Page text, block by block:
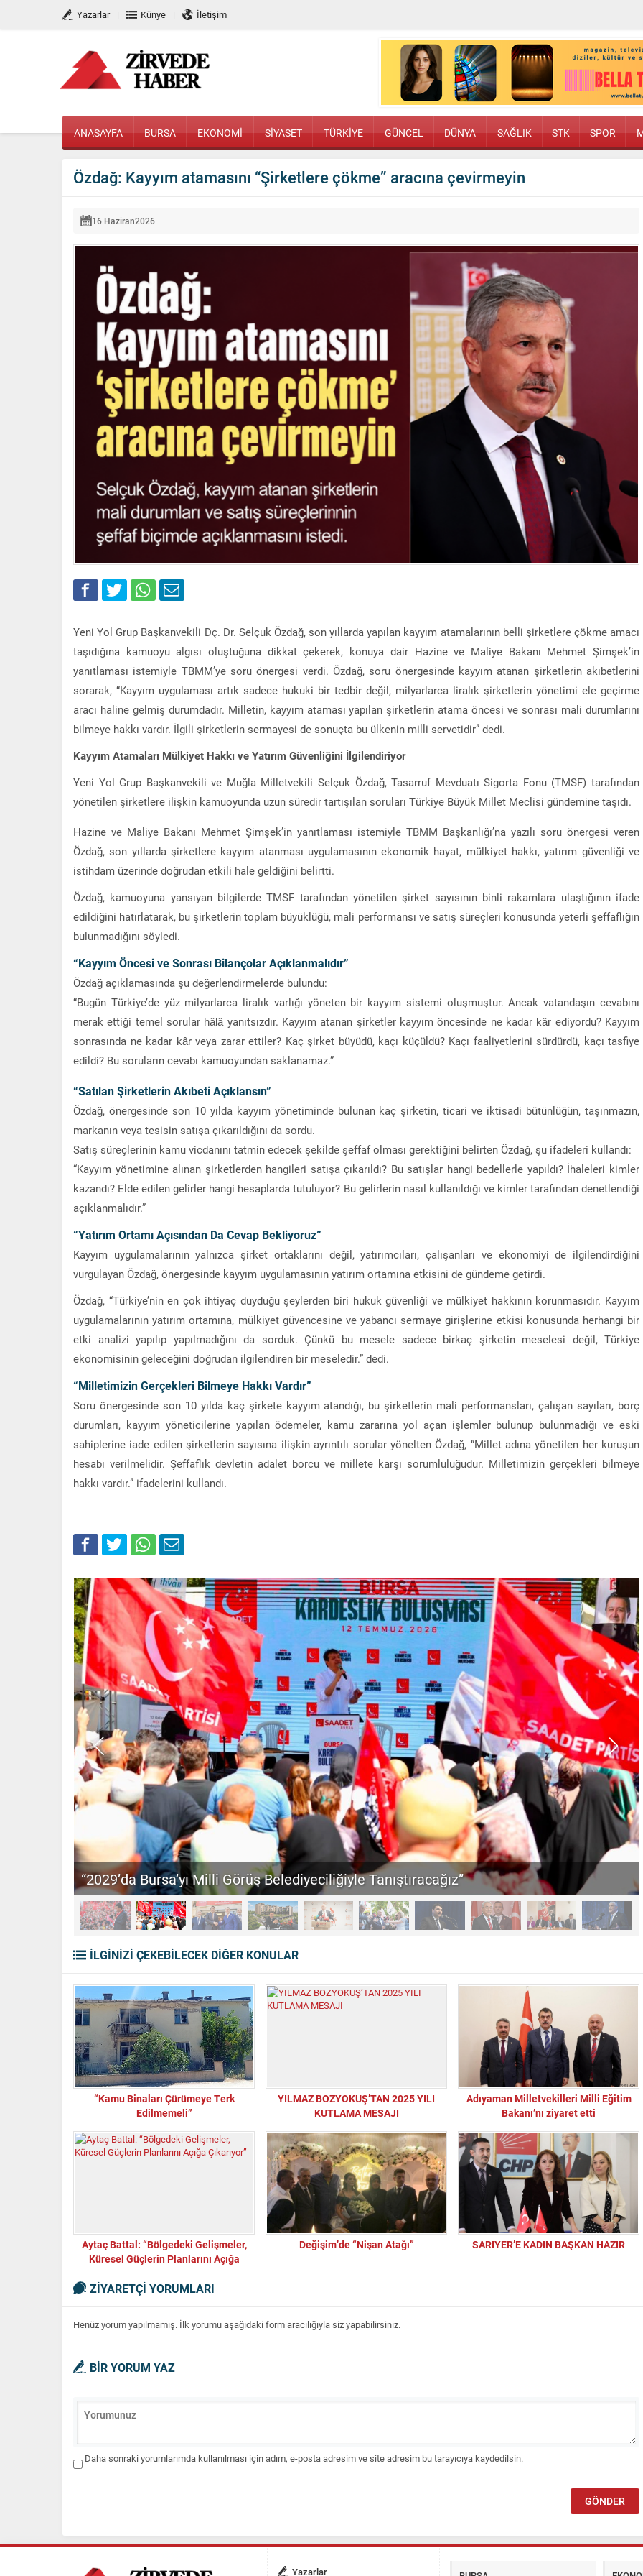
Yazarlar Künye İletişim
ANASAYFA BURSA EKONOMİ SİYASET TÜRKİYE GÜNCEL DÜNYA SAĞLIK STK SPOR
Özdağ: Kayyım atamasını “Şirketlere çökme” aracına çevirmeyin
16 Haziran2026
Yeni Yol Grup Başkanvekili Dç. Dr. Selçuk Özdağ, son yıllarda yapılan kayyım atamalarının belli şirketlere çökme amacı
taşıdığına kamuoyu algısı oluştuğuna dikkat çekerek, konuya dair Hazine ve Maliye Bakanı Mehmet Şimşek’in
yanıtlaması istemiyle TBMM’ye soru önergesi verdi. Özdağ, soru önergesinde kayyım atanan şirketlerin akıbetlerini
sorarak, “Kayyım uygulaması artık sadece hukuki bir tedbir değil, milyarlarca liralık şirketlerin yönetimi ele geçirme
aracı haline gelmiş durumdadır. Milletin, kayyım ataması yapılan şirketlerin atama öncesi ve sonrası mali durumlarını
bilmeye hakkı vardır. İlgili şirketlerin sermayesi de sonuçta bu ülkenin milli servetidir” dedi.
Kayyım Atamaları Mülkiyet Hakkı ve Yatırım Güvenliğini İlgilendiriyor
Yeni Yol Grup Başkanvekili ve Muğla Milletvekili Selçuk Özdağ, Tasarruf Mevduatı Sigorta Fonu (TMSF) tarafından
yönetilen şirketlere ilişkin kamuoyunda uzun süredir tartışılan soruları Türkiye Büyük Millet Meclisi gündemine taşıdı.
Hazine ve Maliye Bakanı Mehmet Şimşek’in yanıtlaması istemiyle TBMM Başkanlığı’na yazılı soru önergesi veren
Özdağ, son yıllarda şirketlere kayyım atanması uygulamasının ekonomik hayat, mülkiyet hakkı, yatırım güvenliği ve
istihdam üzerinde doğrudan etkili hale geldiğini belirtti.
Özdağ, kamuoyuna yansıyan bilgilerde TMSF tarafından yönetilen şirket sayısının binli rakamlara ulaştığının ifade
edildiğini hatırlatarak, bu şirketlerin toplam büyüklüğü, mali performansı ve satış süreçleri konusunda yeterli şeffaflığın
bulunmadığını söyledi.
“Kayyım Öncesi ve Sonrası Bilançolar Açıklanmalıdır”
Özdağ açıklamasında şu değerlendirmelerde bulundu:
“Bugün Türkiye’de yüz milyarlarca liralık varlığı yöneten bir kayyım sistemi oluşmuştur. Ancak vatandaşın cevabını
merak ettiği temel sorular hâlâ yanıtsızdır. Kayyım atanan şirketler kayyım öncesinde ne kadar kâr ediyordu? Kayyım
sonrasında ne kadar kâr veya zarar ettiler? Kaç şirket büyüdü, kaçı küçüldü? Kaçı faaliyetlerini sürdürdü, kaçı tasfiye
edildi? Bu soruların cevabı kamuoyundan saklanamaz.”
“Satılan Şirketlerin Akıbeti Açıklansın”
Özdağ, önergesinde son 10 yılda kayyım yönetiminde bulunan kaç şirketin, ticari ve iktisadi bütünlüğün, taşınmazın,
markanın veya tesisin satışa çıkarıldığını da sordu.
Satış süreçlerinin kamu vicdanını tatmin edecek şekilde şeffaf olması gerektiğini belirten Özdağ, şu ifadeleri kullandı:
“Kayyım yönetimine alınan şirketlerden hangileri satışa çıkarıldı? Bu satışlar hangi bedellerle yapıldı? İhaleleri kimler
kazandı? Elde edilen gelirler hangi hesaplarda tutuluyor? Bu gelirlerin nasıl kullanıldığı ve kimler tarafından denetlendiği
açıklanmalıdır.”
“Yatırım Ortamı Açısından Da Cevap Bekliyoruz”
Kayyım uygulamalarının yalnızca şirket ortaklarını değil, yatırımcıları, çalışanları ve ekonomiyi de ilgilendirdiğini
vurgulayan Özdağ, önergesinde kayyım uygulamasının yatırım ortamına etkisini de gündeme getirdi.
Özdağ, “Türkiye’nin en çok ihtiyaç duyduğu şeylerden biri hukuk güvenliği ve mülkiyet hakkının korunmasıdır. Kayyım
uygulamalarının yatırım ortamına, mülkiyet güvencesine ve yabancı sermaye girişlerine etkisi konusunda herhangi bir
etki analizi yapılıp yapılmadığını da sorduk. Çünkü bu mesele sadece birkaç şirketin meselesi değil, Türkiye
ekonomisinin geleceğini doğrudan ilgilendiren bir meseledir.” dedi.
“Milletimizin Gerçekleri Bilmeye Hakkı Vardır”
Soru önergesinde son 10 yılda kaç şirkete kayyım atandığı, bu şirketlerin mali performansları, çalışan sayıları, borç
durumları, kayyım yöneticilerine yapılan ödemeler, kamu zararına yol açan işlemler bulunup bulunmadığı ve eski
sahiplerine iade edilen şirketlerin sayısına ilişkin ayrıntılı sorular yönelten Özdağ, “Millet adına yönetilen her kuruşun
hesabı verilmelidir. Şeffaflık devletin adalet borcu ve millete karşı sorumluluğudur. Milletimizin gerçekleri bilmeye
hakkı vardır.” ifadelerini kullandı.
“2029’da Bursa’yı Milli Görüş Belediyeciliğiyle Tanıştıracağız”
İLGİNİZİ ÇEKEBİLECEK DİĞER KONULAR
“Kamu Binaları Çürümeye Terk
Edilmemeli”
YILMAZ BOZYOKUŞ’TAN 2025 YILI
KUTLAMA MESAJI
Adıyaman Milletvekilleri Milli Eğitim
Bakanı’nı ziyaret etti
Aytaç Battal: “Bölgedeki Gelişmeler,
Küresel Güçlerin Planlarını Açığa
Değişim’de “Nişan Atağı” SARIYER’E KADIN BAŞKAN HAZIR
ZİYARETÇİ YORUMLARI
Henüz yorum yapılmamış. İlk yorumu aşağıdaki form aracılığıyla siz yapabilirsiniz.
BİR YORUM YAZ
Daha sonraki yorumlarımda kullanılması için adım, e-posta adresim ve site adresim bu tarayıcıya kaydedilsin.
“Sandık Emaneti Kişisel İkbal İçin Kullanılamaz”
Yazarlar